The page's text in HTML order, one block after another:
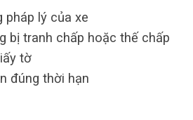
pháp lý của xe
bị tranh chấp hoặc thế chấp
tờ
đúng thời hạn